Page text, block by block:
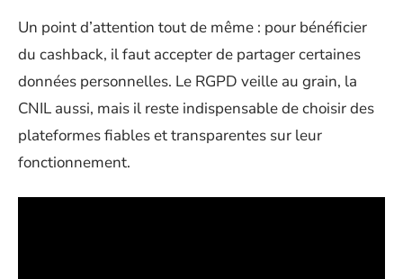
Un point d’attention tout de même : pour bénéficier
du cashback, il faut accepter de partager certaines
données personnelles. Le RGPD veille au grain, la
CNIL aussi, mais il reste indispensable de choisir des
plateformes fiables et transparentes sur leur
fonctionnement.